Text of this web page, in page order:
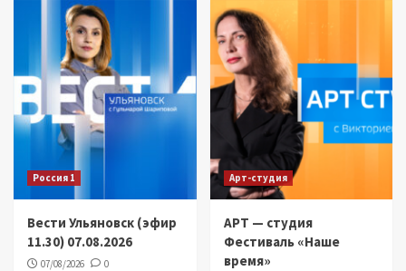
Россия 1
Вести Ульяновск (эфир
11.30) 07.08.2026
07/08/2026 0
Арт-студия
АРТ — студия
Фестиваль «Наше
время»